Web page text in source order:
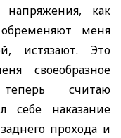
как
меня
истязают. Это
своеобразное
считаю
себе наказание
прохода и